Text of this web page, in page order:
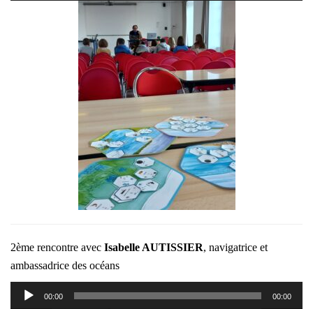
2ème rencontre avec Isabelle AUTISSIER, navigatrice et
ambassadrice des océans
Lecteur
audio
00:00 00:00